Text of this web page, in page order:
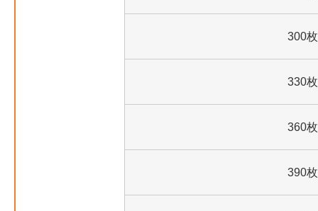
300枚
330枚
360枚
390枚